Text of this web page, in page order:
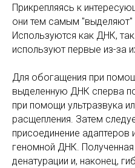
Прикрепляясь к
они тем самым "выделяют"
Используются как ДНК,
используют первые из-за
Для обогащения при
выделенную ДНК сперва
при помощи ультразвука
расщепления. Затем
присоединение
геномной ДНК.
денатурации и, наконец,